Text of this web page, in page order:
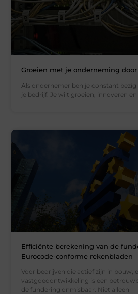
Groeien met je onderneming
Als ondernemer ben je constant
je bedrijf. Je wilt groeien, innoveren
Efficiënte berekening van de
Eurocode-conforme rekenbladen
Voor bedrijven die actief zijn in bouw,
vastgoedontwikkeling is een
de fundering onmisbaar. Niet alleen